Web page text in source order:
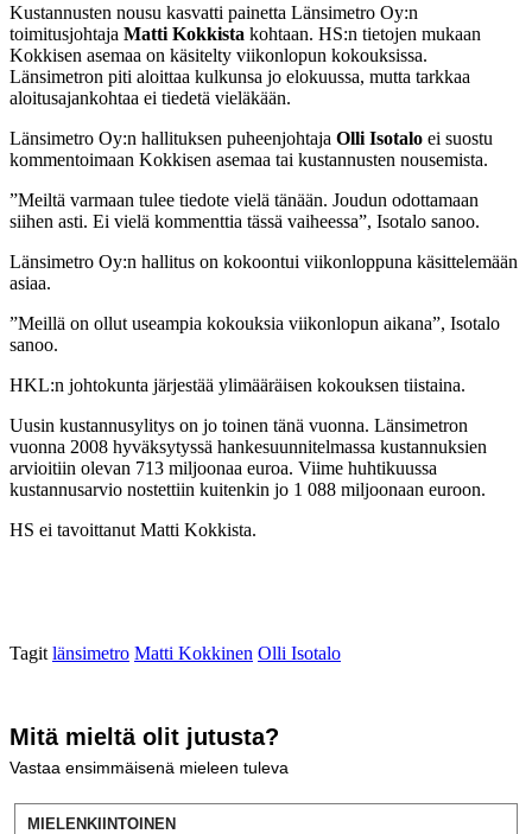
Kustannusten nousu kasvatti painetta Länsimetro Oy:n
toimitusjohtaja Matti Kokkista kohtaan. HS:n tietojen mukaan
Kokkisen asemaa on käsitelty viikonlopun kokouksissa.
Länsimetron piti aloittaa kulkunsa jo elokuussa, mutta tarkkaa
aloitusajankohtaa ei tiedetä vieläkään.
Länsimetro Oy:n hallituksen puheenjohtaja Olli Isotalo ei suostu
kommentoimaan Kokkisen asemaa tai kustannusten nousemista.
”Meiltä varmaan tulee tiedote vielä tänään. Joudun odottamaan
siihen asti. Ei vielä kommenttia tässä vaiheessa”, Isotalo sanoo.
Länsimetro Oy:n hallitus on kokoontui viikonloppuna käsittelemään
asiaa.
”Meillä on ollut useampia kokouksia viikonlopun aikana”, Isotalo
sanoo.
HKL:n johtokunta järjestää ylimääräisen kokouksen tiistaina.
Uusin kustannusylitys on jo toinen tänä vuonna. Länsimetron
vuonna 2008 hyväksytyssä hankesuunnitelmassa kustannuksien
arvioitiin olevan 713 miljoonaa euroa. Viime huhtikuussa
kustannusarvio nostettiin kuitenkin jo 1 088 miljoonaan euroon.
HS ei tavoittanut Matti Kokkista.
Tagit länsimetro Matti Kokkinen Olli Isotalo
Mitä mieltä olit jutusta?
Vastaa ensimmäisenä mieleen tuleva
MIELENKIINTOINEN